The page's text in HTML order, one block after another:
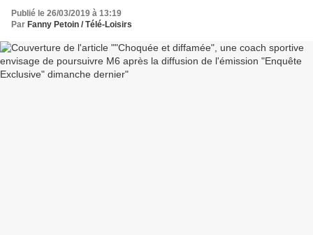
dernier
Publié le 26/03/2019 à 13:19
Par Fanny Petoin / Télé-Loisirs